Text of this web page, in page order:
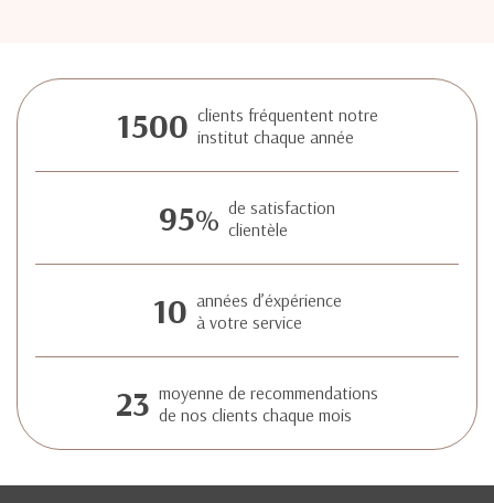
1500 clients fréquentent notre
institut chaque année
95% de satisfaction
clientèle
10 années d’éxpérience
à votre service
23 moyenne de recommendations
de nos clients chaque mois